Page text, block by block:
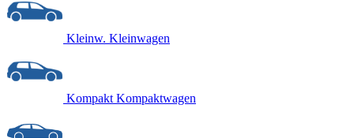
Kleinw. Kleinwagen
Kompakt Kompaktwagen